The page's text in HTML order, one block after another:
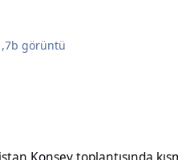
görüntü